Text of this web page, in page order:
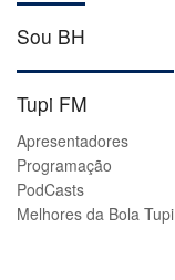
Sou BH
Tupi FM
Apresentadores
Programação
PodCasts
Melhores da Bola Tupi